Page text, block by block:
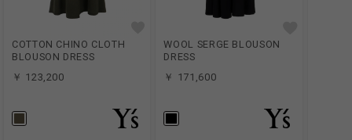
COTTON CHINO CLOTH
BLOUSON DRESS
￥ 123,200
WOOL SERGE BLOUSON
DRESS
￥ 171,600